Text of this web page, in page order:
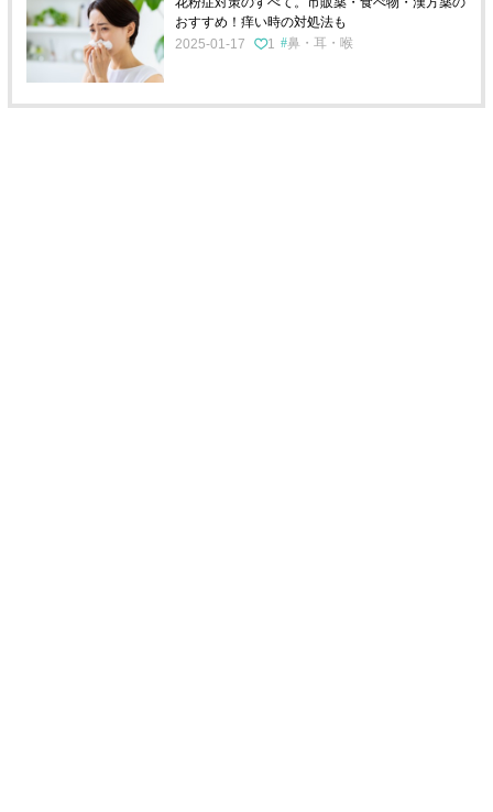
おすすめ！痒い時の対処法も
2025-01-17
1 鼻・耳・喉